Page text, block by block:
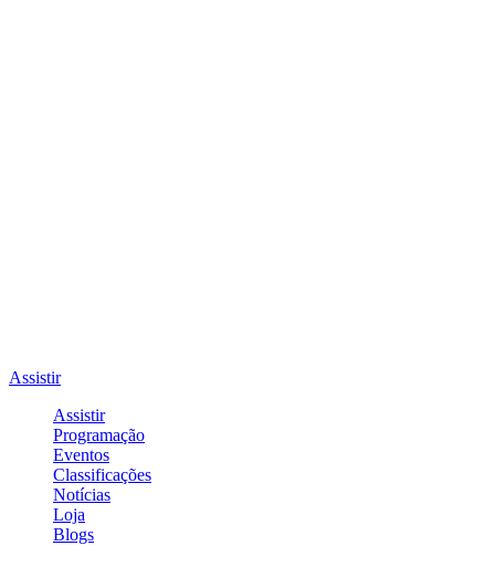
Assistir
Assistir
Programação
Eventos
Classificações
Notícias
Loja
Blogs